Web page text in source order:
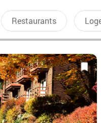
Restaurants